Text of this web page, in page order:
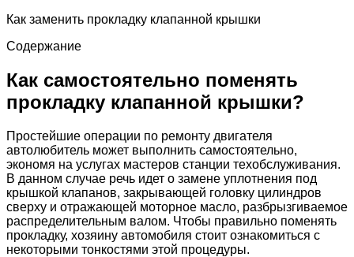
Как заменить прокладку клапанной крышки
Содержание
Как самостоятельно поменять
прокладку клапанной крышки?
Простейшие операции по ремонту двигателя
автолюбитель может выполнить самостоятельно,
экономя на услугах мастеров станции техобслуживания.
В данном случае речь идет о замене уплотнения под
крышкой клапанов, закрывающей головку цилиндров
сверху и отражающей моторное масло, разбрызгиваемое
распределительным валом. Чтобы правильно поменять
прокладку, хозяину автомобиля стоит ознакомиться с
некоторыми тонкостями этой процедуры.